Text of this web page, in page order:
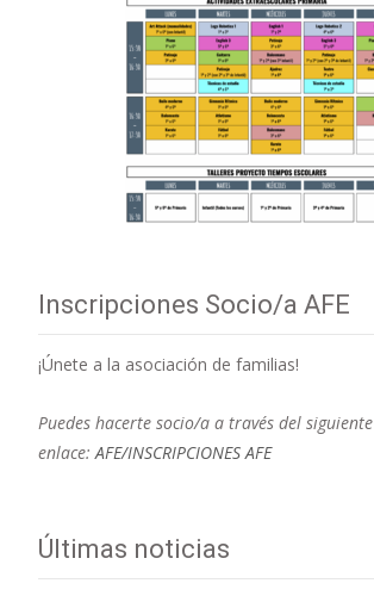
Inscripciones Socio/a AFE
¡Únete a la asociación de familias!
Puedes hacerte socio/a a través del siguiente
enlace: AFE/INSCRIPCIONES AFE
Últimas noticias